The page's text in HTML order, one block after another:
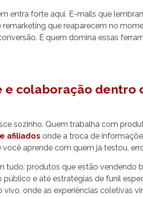
entra forte aqui. E-mails que
remarketing que reaparecem no
E quem domina essas
e colaboração dentro
sozinho. Quem trabalha com
afiliados onde a troca de
aprende com quem já testou,
tudo: produtos que estão vendendo
e até estratégias de funil
onde as experiências coletivas